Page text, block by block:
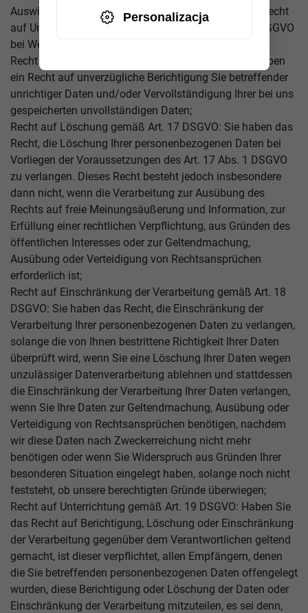
Auswirkungen einer solchen Verarbeitung, sowie Ihr Recht
auf Unterrichtung, welche Garantien gemäß Art. 46 DSGVO
bei Weiterleitung Ihrer Daten in Drittländer bestehen;
Recht auf Berichtigung gemäß Art. 16 DSGVO: Sie haben
ein Recht auf unverzügliche Berichtigung Sie betreffender
unrichtiger Daten und/oder Vervollständigung Ihrer bei uns
gespeicherten unvollständigen Daten;
Recht auf Löschung gemäß Art. 17 DSGVO: Sie haben das
Recht, die Löschung Ihrer personenbezogenen Daten bei
Vorliegen der Voraussetzungen des Art. 17 Abs. 1 DSGVO
zu verlangen. Dieses Recht besteht jedoch insbesondere
dann nicht, wenn die Verarbeitung zur Ausübung des
Rechts auf freie Meinungsäußerung und Information, zur
Erfüllung einer rechtlichen Verpflichtung, aus Gründen des
öffentlichen Interesses oder zur Geltendmachung,
Ausübung oder Verteidigung von Rechtsansprüchen
erforderlich ist;
Recht auf Einschränkung der Verarbeitung gemäß Art. 18
DSGVO: Sie haben das Recht, die Einschränkung der
Verarbeitung Ihrer personenbezogenen Daten zu verlangen,
solange die von Ihnen bestrittene Richtigkeit Ihrer Daten
überprüft wird, wenn Sie eine Löschung Ihrer Daten wegen
unzulässiger Datenverarbeitung ablehnen und stattdessen
die Einschränkung der Verarbeitung Ihrer Daten verlangen,
wenn Sie Ihre Daten zur Geltendmachung, Ausübung oder
Verteidigung von Rechtsansprüchen benötigen, nachdem
wir diese Daten nach Zweckerreichung nicht mehr
benötigen oder wenn Sie Widerspruch aus Gründen Ihrer
besonderen Situation eingelegt haben, solange noch nicht
feststeht, ob unsere berechtigten Gründe überwiegen;
Recht auf Unterrichtung gemäß Art. 19 DSGVO: Haben Sie
das Recht auf Berichtigung, Löschung oder Einschränkung
der Verarbeitung gegenüber dem Verantwortlichen geltend
gemacht, ist dieser verpflichtet, allen Empfängern, denen
die Sie betreffenden personenbezogenen Daten offengelegt
wurden, diese Berichtigung oder Löschung der Daten oder
Einschränkung der Verarbeitung mitzuteilen, es sei denn,
Personalizacja